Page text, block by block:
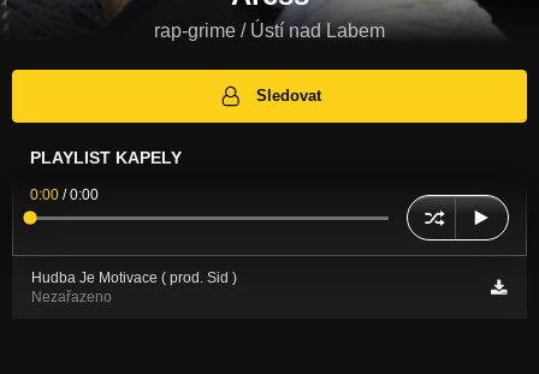
rap-grime / Ústí nad Labem
Sledovat
PLAYLIST KAPELY
0:00 /0:00
Hudba Je Motivace ( prod. Sid )
Nezařazeno